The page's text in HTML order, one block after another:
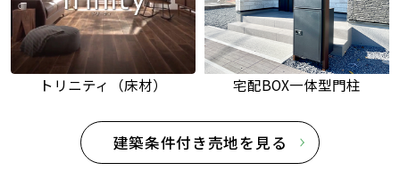
トリニティ（床材） 宅配BOX一体型門柱
建築条件付き売地を見る